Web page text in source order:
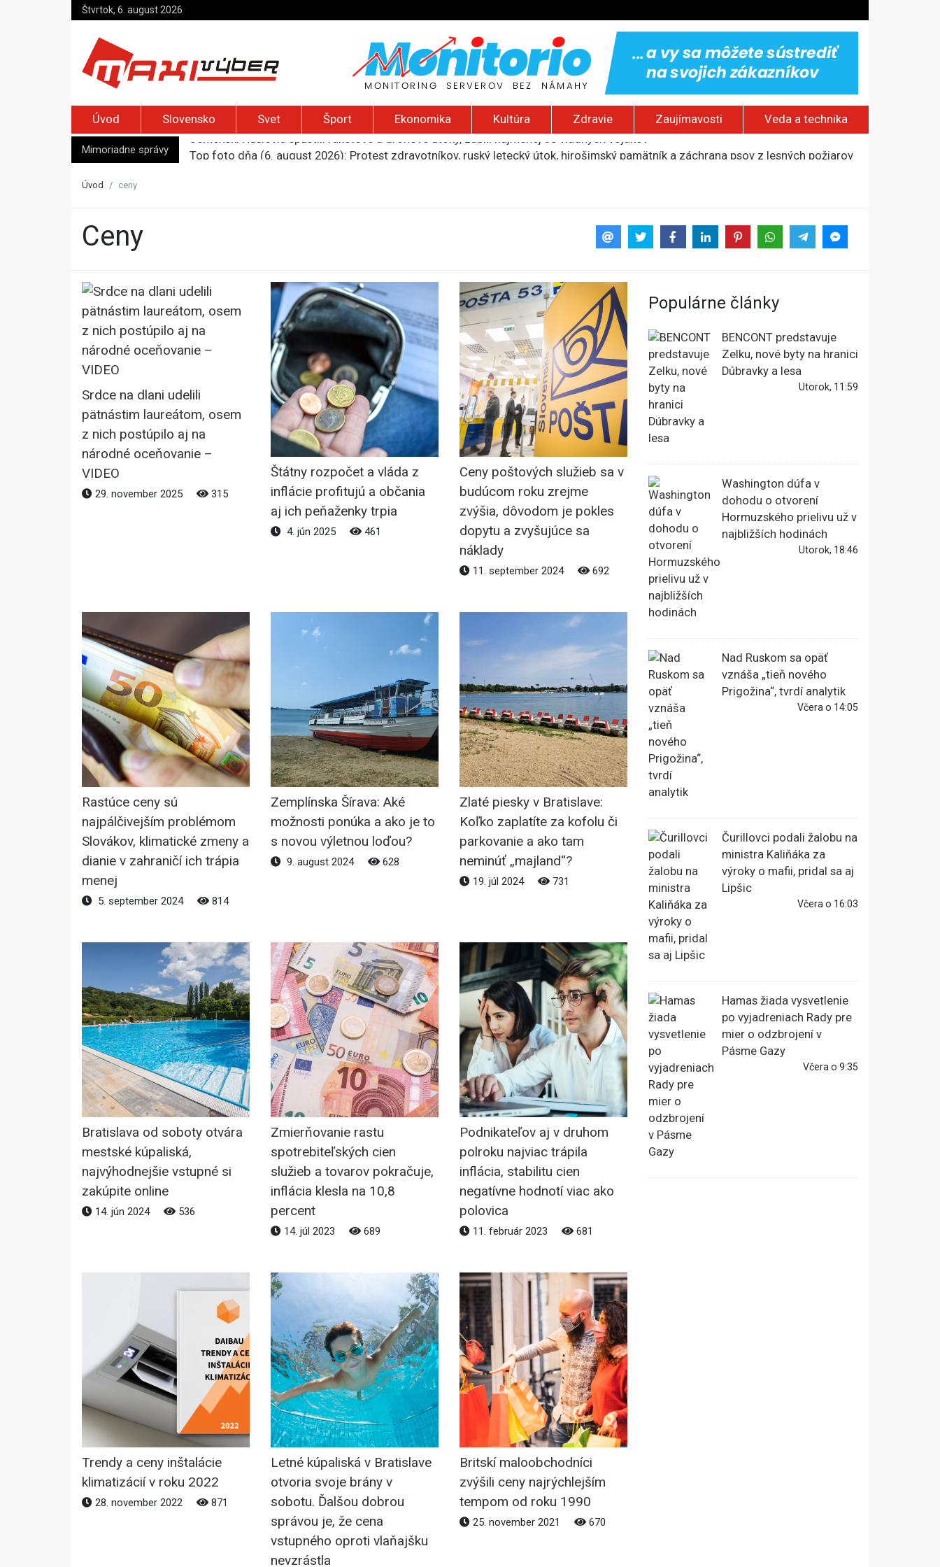
Štvrtok, 6. august 2026
Úvod Slovensko Svet Šport Ekonomika Kultúra Zdravie Zaujímavosti Veda a technika
Mimoriadne správy
Top foto dňa (6. august 2026): Protest zdravotníkov, ruský letecký útok, hirošimský pamätník a záchrana psov z lesných požiarov
Úvod ceny
ceny
Srdce na dlani udelili
pätnástim laureátom, osem
z nich postúpilo aj na
národné oceňovanie –
VIDEO
29. november 2025 315
Štátny rozpočet a vláda z
inflácie profitujú a občania
aj ich peňaženky trpia
4. jún 2025 461
Ceny poštových služieb sa v
budúcom roku zrejme
zvýšia, dôvodom je pokles
dopytu a zvyšujúce sa
náklady
11. september 2024 692
Rastúce ceny sú
najpálčivejším problémom
Slovákov, klimatické zmeny a
dianie v zahraničí ich trápia
menej
5. september 2024 814
Zemplínska Šírava: Aké
možnosti ponúka a ako je to
s novou výletnou loďou?
9. august 2024 628
Zlaté piesky v Bratislave:
Koľko zaplatíte za kofolu či
parkovanie a ako tam
neminúť „majland“?
19. júl 2024 731
Bratislava od soboty otvára
mestské kúpaliská,
najvýhodnejšie vstupné si
zakúpite online
14. jún 2024 536
Zmierňovanie rastu
spotrebiteľských cien
služieb a tovarov pokračuje,
inflácia klesla na 10,8
percent
14. júl 2023 689
Podnikateľov aj v druhom
polroku najviac trápila
inflácia, stabilitu cien
negatívne hodnotí viac ako
polovica
11. február 2023 681
Trendy a ceny inštalácie
klimatizácií v roku 2022
28. november 2022 871
Letné kúpaliská v Bratislave
otvoria svoje brány v
sobotu. Ďalšou dobrou
správou je, že cena
vstupného oproti vlaňajšku
nevzrástla
Britskí maloobchodníci
zvýšili ceny najrýchlejším
tempom od roku 1990
25. november 2021 670
Populárne články
BENCONT predstavuje
Zelku, nové byty na hranici
Dúbravky a lesa
Utorok, 11:59
Washington dúfa v
dohodu o otvorení
Hormuzského prielivu už v
najbližších hodinách
Utorok, 18:46
Nad Ruskom sa opäť
vznáša „tieň nového
Prigožina“, tvrdí analytik
Včera o 14:05
Čurillovci podali žalobu na
ministra Kaliňáka za
výroky o mafii, pridal sa aj
Lipšic
Včera o 16:03
Hamas žiada vysvetlenie
po vyjadreniach Rady pre
mier o odzbrojení v
Pásme Gazy
Včera o 9:35